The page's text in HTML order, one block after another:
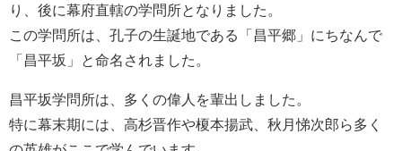
り、後に幕府直轄の学問所となりました。
この学問所は、孔子の生誕地である「昌平郷」にちなんで
「昌平坂」と命名されました。
昌平坂学問所は、多くの偉人を輩出しました。
特に幕末期には、高杉晋作や榎本揚武、秋月悌次郎ら多く